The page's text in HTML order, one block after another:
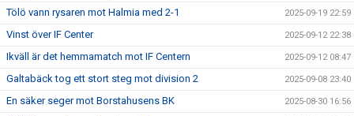
Tölö vann rysaren mot Halmia med 2-1 2025-09-19 22:59
Vinst över IF Center 2025-09-12 22:38
Ikväll är det hemmamatch mot IF Centern 2025-09-12 08:47
Galtabäck tog ett stort steg mot division 2 2025-09-08 23:40
En säker seger mot Borstahusens BK 2025-08-30 16:56